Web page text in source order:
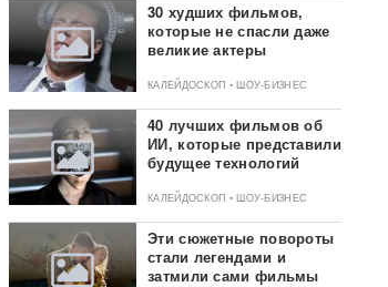
30 худших фильмов,
которые не спасли даже
великие актеры
КАЛЕЙДОСКОП • ШОУ-БИЗНЕС
40 лучших фильмов об
ИИ, которые представили
будущее технологий
КАЛЕЙДОСКОП • ШОУ-БИЗНЕС
Эти сюжетные повороты
стали легендами и
затмили сами фильмы